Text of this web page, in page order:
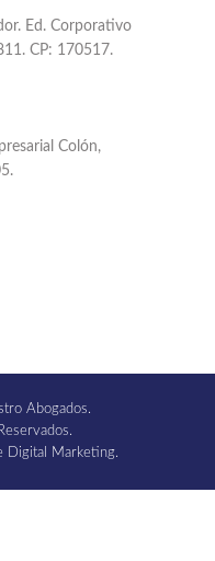
Ed. Corporativo
CP: 170517.
Colón,
Abogados.
Digital Marketing.